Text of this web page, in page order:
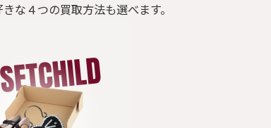
な４つの買取方法も選べます。